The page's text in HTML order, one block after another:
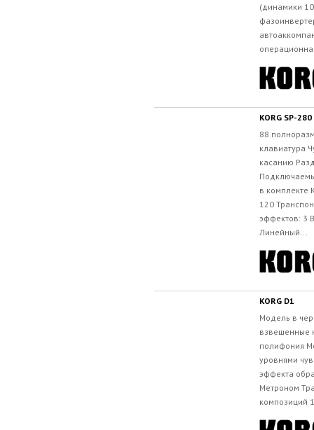
(динамики
KORG SP-280
88
клавиатура
касанию
в комплекте
120
эффектов: 3
Линейный...
KORG D1
Модель в
взвешенные
полифония
уровнями
эффекта
Метроном
композиций